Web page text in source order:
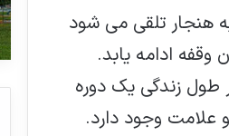
هنجار تلقی می شود
ادامه یابد.
و حدود 17 درصد از ما در طول زندگی یک دوره